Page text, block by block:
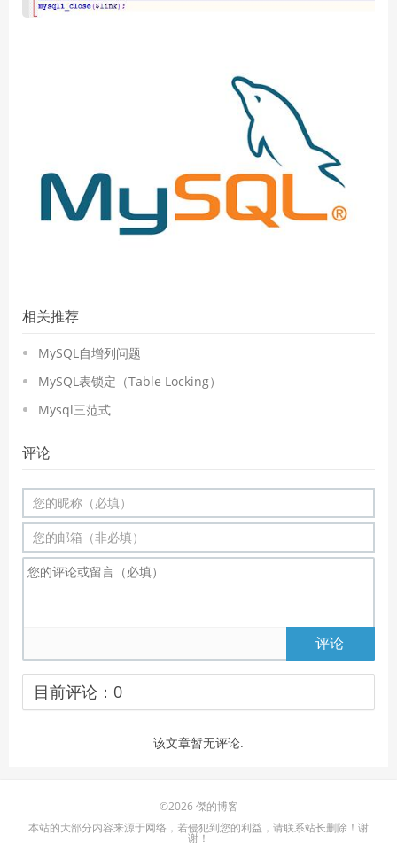
相关推荐
MySQL自增列问题
MySQL表锁定（Table Locking）
Mysql三范式
评论
评论
目前评论： 0
该文章暂无评论.
©2026 傑的博客
本站的大部分内容来源于网络，若侵犯到您的利益，请联系站长删除！谢
谢！